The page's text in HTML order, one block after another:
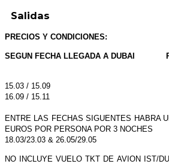
Salidas
PRECIOS Y CONDICIONES:
SEGUN FECHA LLEGADA A DUBAI
15.03 / 15.09
16.09 / 15.11
ENTRE LAS FECHAS SIGUENTES HABRA
EUROS POR PERSONA POR 3 NOCHES
18.03/23.03 & 26.05/29.05
NO INCLUYE VUELO TKT DE AVION IST/